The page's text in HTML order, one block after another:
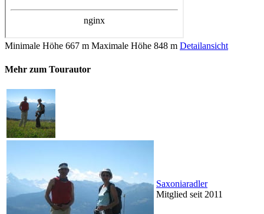
Minimale Höhe 667 m Maximale Höhe 848 m Detailansicht
Mehr zum Tourautor
Saxoniaradler
Mitglied seit 2011